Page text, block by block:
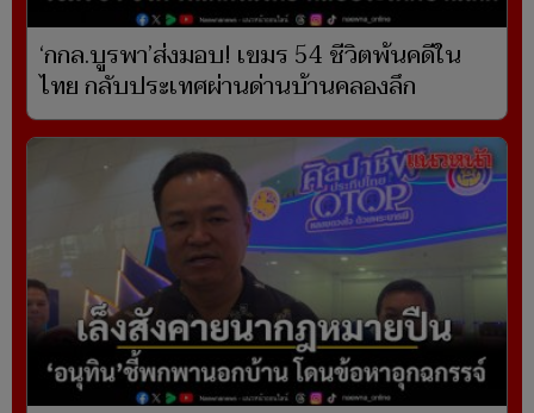
‘กกล.บูรพา’ส่งมอบ! เขมร 54 ชีวิตพ้นคดีใน
ไทย กลับประเทศผ่านด่านบ้านคลองลึก